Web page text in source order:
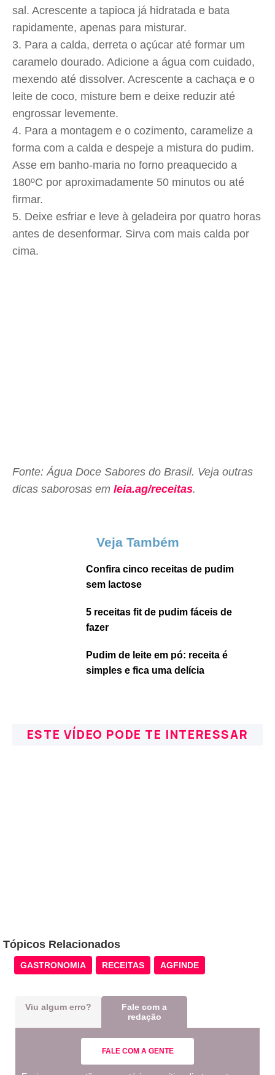
sal. Acrescente a tapioca já hidratada e bata
rapidamente, apenas para misturar.
Para a calda, derreta o açúcar até formar um
caramelo dourado. Adicione a água com cuidado,
mexendo até dissolver. Acrescente a cachaça e o
leite de coco, misture bem e deixe reduzir até
engrossar levemente.
Para a montagem e o cozimento, caramelize a
forma com a calda e despeje a mistura do pudim.
Asse em banho-maria no forno preaquecido a
180ºC por aproximadamente 50 minutos ou até
firmar.
Deixe esfriar e leve à geladeira por quatro horas
antes de desenformar. Sirva com mais calda por
cima.
Fonte: Água Doce Sabores do Brasil. Veja outras
dicas saborosas em leia.ag/receitas.
Veja Também
Confira cinco receitas de pudim
sem lactose
5 receitas fit de pudim fáceis de
fazer
Pudim de leite em pó: receita é
simples e fica uma delícia
ESTE VÍDEO PODE TE INTERESSAR
Tópicos Relacionados
GASTRONOMIA RECEITAS AGFINDE
Viu algum erro?
Fale com a
redação
FALE COM A GENTE